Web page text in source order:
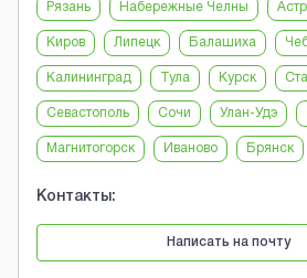
Рязань Набережные Челны
Киров Липецк Балашиха
Калининград Тула Курск
Севастополь Сочи Улан-Удэ
Магнитогорск Иваново Брянск
Контакты:
Написать на почту